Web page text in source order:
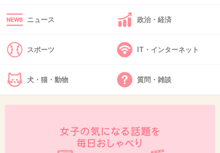
最初の問題が解けないとすぐに帰ることになるのかなぁ？
別で案内してくれるのかな？
+6
49. 匿名
科学捜査員
マリコさん憧れるわ
ニュース 政治・経済
スポーツ IT・インターネット
犬・猫・動物 質問・雑談